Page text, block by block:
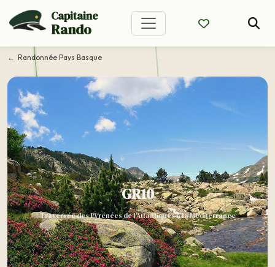
Capitaine
Rando
Randonnée Pays Basque
GR10
Traversée des Pyrénées de l'Atlantiques à la Méditerranée